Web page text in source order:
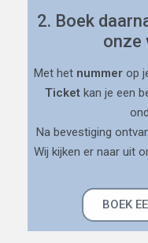
2. Boek
onze
Met het nummerop
Ticket kan je een
Na bevestiging
Wij kijken er naar uit
BOEK